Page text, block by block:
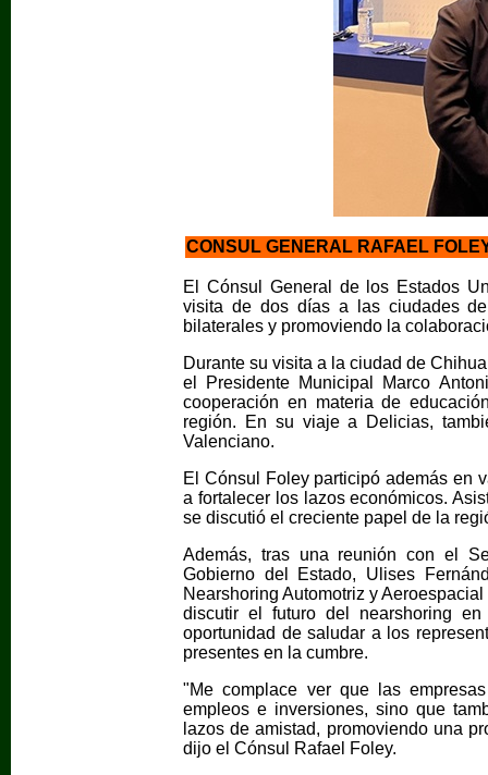
CONSUL GENERAL RAFAEL
El Cónsul General de los Estados
visita de dos días a las ciudades
bilaterales y promoviendo la
Durante su visita a la ciudad de
el Presidente Municipal Marco
cooperación en materia de
región. En su viaje a Delicias,
Valenciano.
El Cónsul Foley participó además en
a fortalecer los lazos económicos.
se discutió el creciente papel de la
Además, tras una reunión con el
Gobierno del Estado, Ulises
Nearshoring Automotriz y
discutir el futuro del nearshoring
oportunidad de saludar a los
presentes en la cumbre.
"Me complace ver que las
empleos e inversiones, sino que
lazos de amistad, promoviendo una
dijo el Cónsul Rafael Foley.